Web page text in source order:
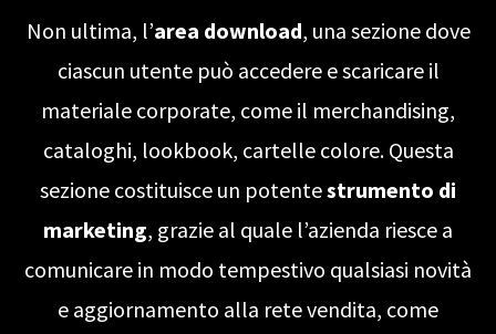
Non ultima, l’area download, una sezione dove
ciascun utente può accedere e scaricare il
materiale corporate, come il merchandising,
cataloghi, lookbook, cartelle colore. Questa
sezione costituisce un potentestrumento di
marketing, grazie al quale l’azienda riesce a
comunicare in modo tempestivo qualsiasi novità
e aggiornamento alla rete vendita, come